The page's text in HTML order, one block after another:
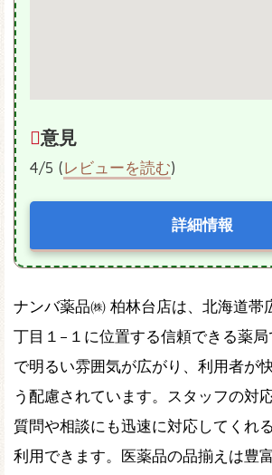
意見
4/5 (レビューを読む)
詳細情報
ナンバ薬品㈱ 柏林台店は、北海道帯
丁目１−１に位置する信頼できる薬
で明るい雰囲気が広がり、利用者が
う配慮されています。スタッフの対
質問や相談にも迅速に対応してくれ
利用できます。医薬品の品揃えは豊